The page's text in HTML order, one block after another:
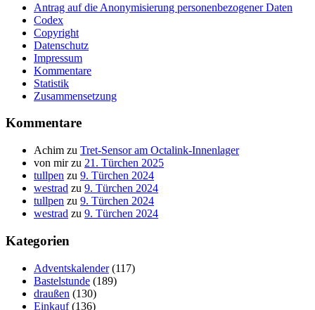
Antrag auf die Anonymisierung personenbezogener Daten
Codex
Copyright
Datenschutz
Impressum
Kommentare
Statistik
Zusammensetzung
Kommentare
Achim zu Tret-Sensor am Octalink-Innenlager
von mirzu 21. Türchen 2025
tullpen zu 9. Türchen 2024
westrad zu 9. Türchen 2024
tullpen zu 9. Türchen 2024
westrad zu 9. Türchen 2024
Kategorien
Adventskalender(117)
Bastelstunde (189)
draußen (130)
Einkauf(136)